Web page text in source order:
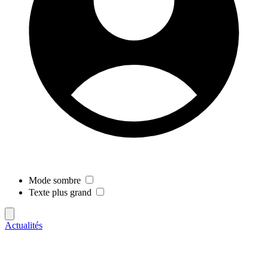
Mode sombre
Texte plus grand
Actualités